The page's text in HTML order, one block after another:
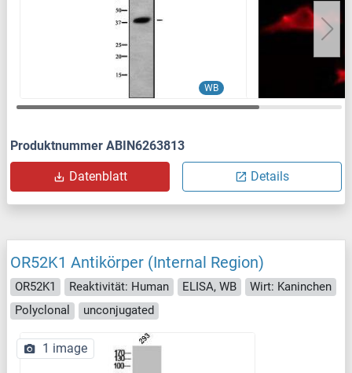
WB
Produktnummer ABIN6263813
Datenblatt Details
OR52K1 Antikörper (Internal Region)
OR52K1 Reaktivität: Human ELISA, WB
Wirt: Kaninchen
Polyclonal
unconjugated
1 image